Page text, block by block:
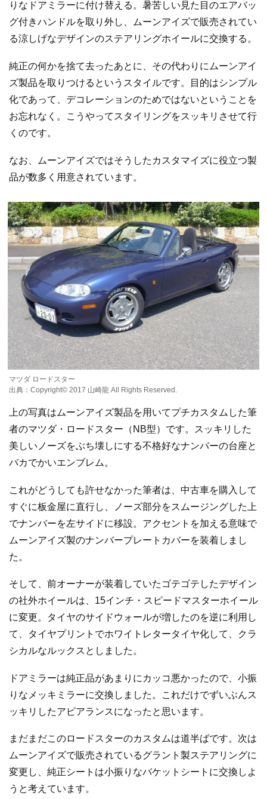
りなドアミラーに付け替える。暑苦しい見た目のエアバッ
グ付きハンドルを取り外し、ムーンアイズで販売されてい
る涼しげなデザインのステアリングホイールに交換する。
純正の何かを捨て去ったあとに、その代わりにムーンアイ
ズ製品を取りつけるというスタイルです。目的はシンプル
化であって、デコレーションのためではないということを
お忘れなく。こうやってスタイリングをスッキリさせて行
くのです。
なお、ムーンアイズではそうしたカスタマイズに役立つ製
品が数多く用意されています。
マツダ ロードスター
出典：Copyright©️ 2017 山崎龍 All Rights Reserved.
上の写真はムーンアイズ製品を用いてプチカスタムした筆
者のマツダ・ロードスター（NB型）です。スッキリした
美しいノーズをぶち壊しにする不格好なナンバーの台座と
バカでかいエンブレム。
これがどうしても許せなかった筆者は、中古車を購入して
すぐに板金屋に直行し、ノーズ部分をスムージングした上
でナンバーを左サイドに移設。アクセントを加える意味で
ムーンアイズ製のナンバープレートカバーを装着しまし
た。
そして、前オーナーが装着していたゴテゴテしたデザイン
の社外ホイールは、15インチ・スピードマスターホイール
に変更。タイヤのサイドウォールが増したのを逆に利用し
て、タイヤプリントでホワイトレタータイヤ化して、クラ
シカルなルックスとしました。
ドアミラーは純正品があまりにカッコ悪かったので、小振
りなメッキミラーに交換しました。これだけでずいぶんス
ッキリしたアピアランスになったと思います。
まだまだこのロードスターのカスタムは道半ばです。次は
ムーンアイズで販売されているグラント製ステアリングに
変更し、純正シートは小振りなバケットシートに交換しよ
うと考えています。